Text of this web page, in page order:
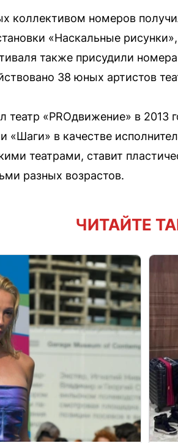
коллективом номеров
«Наскальные
также присудили
38 юных артистов
«PROдвижение» в 2013
«Шаги» в качестве
театрами, ставит
разных возрастов.
ЧИТАЙТЕ